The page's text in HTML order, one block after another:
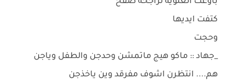
كتفت ايديها
وحجت
_جهاد :: ماكو هيج ماتمشن وحدجن والطفل وياجن
هم.... انتظرن اشوف مفرقد وين ياخذجن